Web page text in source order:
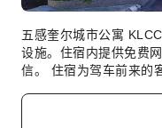
储物柜
行李寄存
前台贵重物品保险柜
五感奎尔城市公寓
设施。住宿内提供免费
信。 住宿为驾车前来的
需品，为您营造愉快的
体验，部分客房提供空